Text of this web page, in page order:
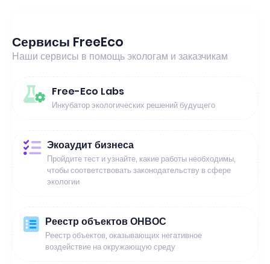
Сервисы FreeEco
Наши сервисы в помощь экологам и заказчикам
Free-Eco Labs
Инкубатор экологических решений будущего
Экоаудит бизнеса
Пройдите тест и узнайте, какие работы необходимы,
чтобы соответствовать законодательству в сфере
экологии
Реестр объектов ОНВОС
Реестр объектов, оказывающих негативное
воздействие на окружающую среду